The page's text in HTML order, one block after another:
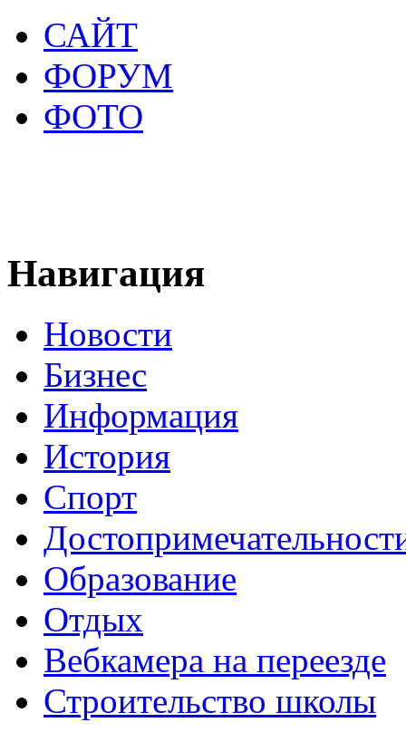
САЙТ
ФОРУМ
ФОТО
Навигация
Новости
Бизнес
Информация
История
Спорт
Образование
Отдых
Вебкамера на переезде
Строительство школы